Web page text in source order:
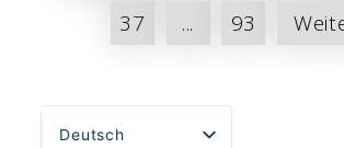
37
... 93
Deutsch